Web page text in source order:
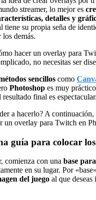
streamer, lo mejor es
detalles y
tiene su propia seña de
demás.
hacer un overlay para
no necesitas ser
sencillos como
Photoshop es muy
final es espectacular.
a hacerlo? A
un overlay para Twitch en
guía para colocar
comienza con una base
en su lugar. Por
del juego al que deseas